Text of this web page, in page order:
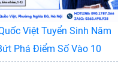
Việt Tuyển Sinh Năm
Phá Điểm Số Vào 10